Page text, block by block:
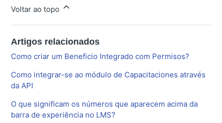
Voltar ao topo
Artigos relacionados
Como criar um Beneficio Integrado com Permisos?
Como integrar-se ao módulo de Capacitaciones através
da API
O que significam os números que aparecem acima da
barra de experiência no LMS?